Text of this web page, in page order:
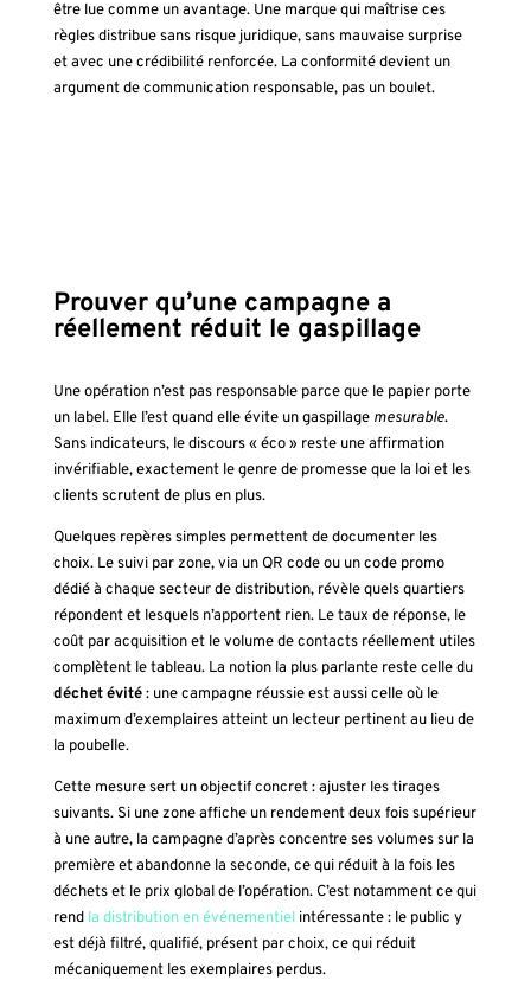
être lue comme un avantage. Une marque qui maîtrise ces
règles distribue sans risque juridique, sans mauvaise surprise
et avec une crédibilité renforcée. La conformité devient un
argument de communication responsable, pas un boulet.
Prouver qu’une campagne a
réellement réduit le gaspillage
Une opération n’est pas responsable parce que le papier porte
un label. Elle l’est quand elle évite un gaspillage mesurable.
Sans indicateurs, le discours « éco » reste une affirmation
invérifiable, exactement le genre de promesse que la loi et les
clients scrutent de plus en plus.
Quelques repères simples permettent de documenter les
choix. Le suivi par zone, via un QR code ou un code promo
dédié à chaque secteur de distribution, révèle quels quartiers
répondent et lesquels n’apportent rien. Le taux de réponse, le
coût par acquisition et le volume de contacts réellement utiles
complètent le tableau. La notion la plus parlante reste celle du
déchet évité: une campagne réussie est aussi celle où le
maximum d’exemplaires atteint un lecteur pertinent au lieu de
la poubelle.
Cette mesure sert un objectif concret : ajuster les tirages
suivants. Si une zone affiche un rendement deux fois supérieur
à une autre, la campagne d’après concentre ses volumes sur la
première et abandonne la seconde, ce qui réduit à la fois les
déchets et le prix global de l’opération. C’est notamment ce qui
rend la distribution en événementielintéressante : le public y
est déjà filtré, qualifié, présent par choix, ce qui réduit
mécaniquement les exemplaires perdus.